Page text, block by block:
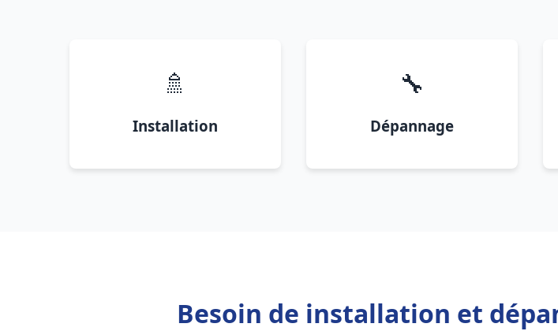
🚿
Installation
🔧
Dépannage
Besoin de installation et